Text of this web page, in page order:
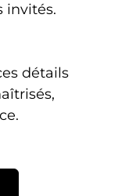
invités.
détails